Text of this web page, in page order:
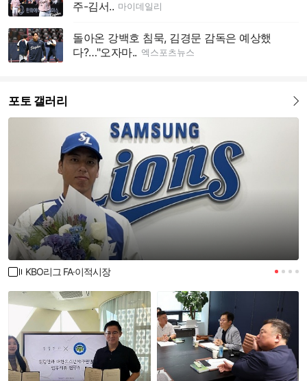
주-김서.. 마이데일리
돌아온 강백호 침묵, 김경문 감독은 예상했
다?…"오자마.. 엑스포츠뉴스
포토 갤러리
KBO리그 FA·이적시장